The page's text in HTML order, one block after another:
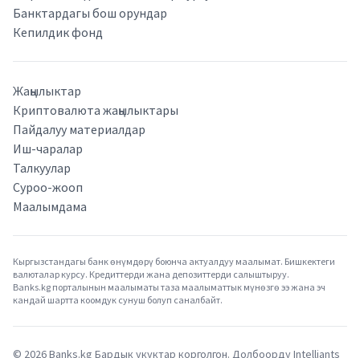
Банктардагы бош орундар
Кепилдик фонд
Жаңылыктар
Криптовалюта жаңылыктары
Пайдалуу материалдар
Иш-чаралар
Талкуулар
Суроо-жооп
Маалымдама
Кыргызстандагы банк өнүмдөрү боюнча актуалдуу маалымат. Бишкектеги
валюталар курсу. Кредиттерди жана депозиттерди салыштыруу.
Banks.kg порталынын маалыматы таза маалыматтык мүнөзгө ээ жана эч
кандай шартта коомдук сунуш болуп саналбайт.
© 2026Banks.kg Бардык укуктар корголгон. ДолбоордуIntelliants